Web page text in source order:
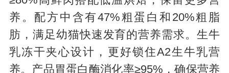
养。配方中含有47%粗蛋白和20%粗脂
肪，满足幼猫快速发育的营养需求。生牛
乳冻干夹心设计，更好锁住A2生牛乳营
养。产品胃蛋白酶消化率≥95%，确保营养